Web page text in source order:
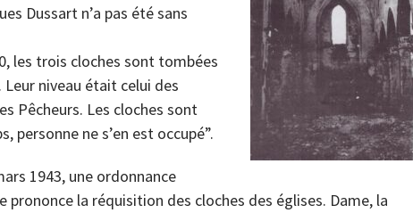
Dussart n’a pas été sans
les trois cloches sont tombées
Leur niveau était celui des
Pêcheurs. Les cloches sont
personne ne s’en est occupé”.
1943, une ordonnance
prononce la réquisition des cloches des églises. Dame, la